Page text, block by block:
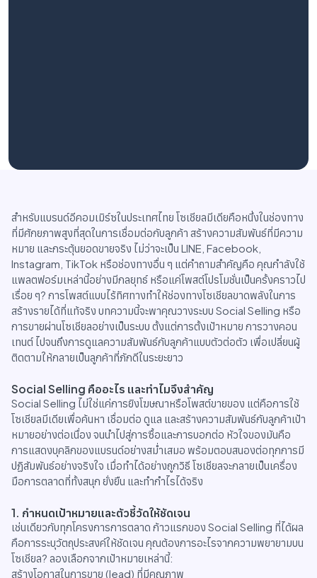
สำหรับแบรนด์อีคอมเมิร์ซในประเทศไทย โซเชียลมีเดียคือหนึ่งในช่องทาง
ที่มีศักยภาพสูงที่สุดในการเชื่อมต่อกับลูกค้า สร้างความสัมพันธ์ที่มีความ
หมาย และกระตุ้นยอดขายจริง ไม่ว่าจะเป็น LINE, Facebook,
Instagram, TikTok หรือช่องทางอื่น ๆ แต่คำถามสำคัญคือ คุณกำลังใช้
แพลตฟอร์มเหล่านี้อย่างมีกลยุทธ์ หรือแค่โพสต์โปรโมชั่นเป็นครั้งคราวไป
เรื่อย ๆ? การโพสต์แบบไร้ทิศทางทำให้ช่องทางโซเชียลขาดพลังในการ
สร้างรายได้ที่แท้จริง บทความนี้จะพาคุณวางระบบ Social Selling หรือ
การขายผ่านโซเชียลอย่างเป็นระบบ ตั้งแต่การตั้งเป้าหมาย การวางคอน
เทนต์ ไปจนถึงการดูแลความสัมพันธ์กับลูกค้าแบบตัวต่อตัว เพื่อเปลี่ยนผู้
ติดตามให้กลายเป็นลูกค้าที่ภักดีในระยะยาว
Social Selling คืออะไร และทำไมจึงสำคัญ
Social Selling ไม่ใช่แค่การยิงโฆษณาหรือโพสต์ขายของ แต่คือการใช้
โซเชียลมีเดียเพื่อค้นหา เชื่อมต่อ ดูแล และสร้างความสัมพันธ์กับลูกค้าเป้า
หมายอย่างต่อเนื่อง จนนำไปสู่การซื้อและการบอกต่อ หัวใจของมันคือ
การแสดงบุคลิกของแบรนด์อย่างสม่ำเสมอ พร้อมตอบสนองต่อทุกการมี
ปฏิสัมพันธ์อย่างจริงใจ เมื่อทำได้อย่างถูกวิธี โซเชียลจะกลายเป็นเครื่อง
มือการตลาดที่ทั้งสนุก ยั่งยืน และทำกำไรได้จริง
1. กำหนดเป้าหมายและตัวชี้วัดให้ชัดเจน
เช่นเดียวกับทุกโครงการการตลาด ก้าวแรกของ Social Selling ที่ได้ผล
คือการระบุวัตถุประสงค์ให้ชัดเจน คุณต้องการอะไรจากความพยายามบน
โซเชียล? ลองเลือกจากเป้าหมายเหล่านี้:
สร้างโอกาสในการขาย (lead) ที่มีคุณภาพ